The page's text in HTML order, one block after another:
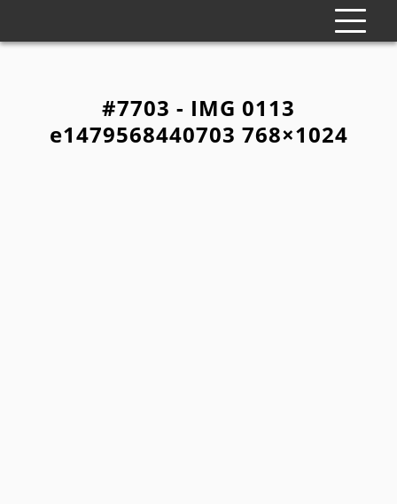
#7703 - IMG 0113
e1479568440703 768×1024